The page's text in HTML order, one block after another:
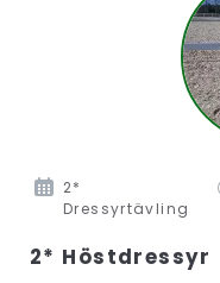
2*
Dressyrtävling
2* Höstdressyr